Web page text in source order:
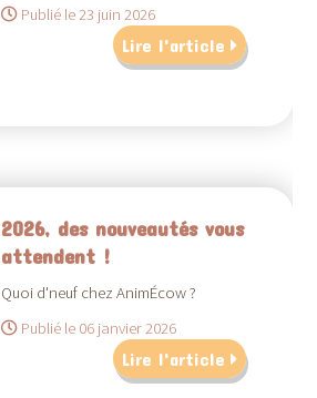
Publié le 23 juin 2026
Lire l'article
2026, des nouveautés vous
attendent !
Quoi d'neuf chez AnimÉcow ?
Publié le 06 janvier 2026
Lire l'article